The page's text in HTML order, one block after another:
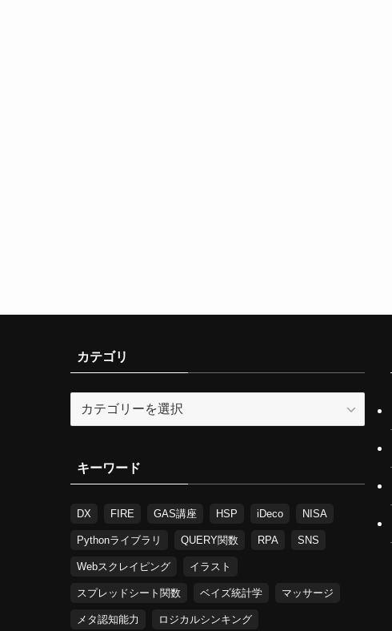
カテゴリ
テ
リ
キーワード
DX FIRE GAS講座 HSP iDeco NISA
Pythonライブラリ QUERY関数 RPA SNS
Webスクレイピング イラスト
スプレッドシート関数 ベイズ統計学 マッサージ
メタ認知能力 ロジカルシンキング